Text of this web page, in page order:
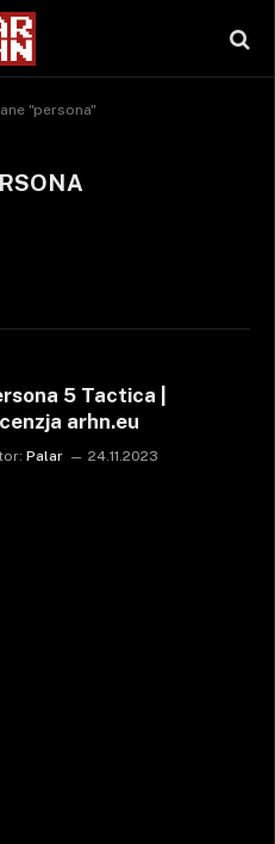
"persona"
5 Tactica |
arhn.eu
Palar 24.11.2023